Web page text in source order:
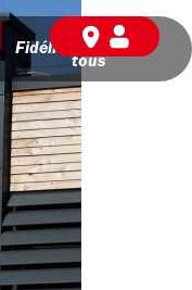
Fidélité
BD pour
tous